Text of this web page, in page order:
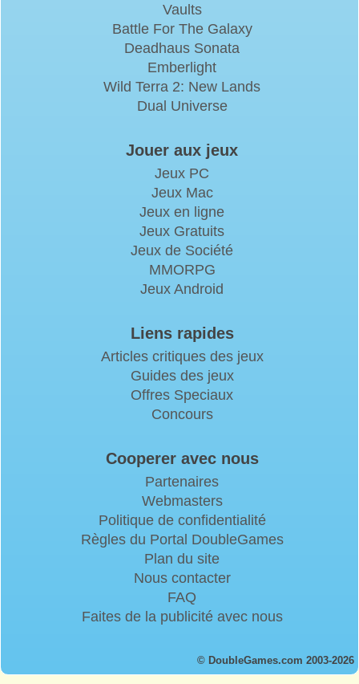
Vaults
Battle For The Galaxy
Deadhaus Sonata
Emberlight
Wild Terra 2: New Lands
Dual Universe
Jouer aux jeux
Jeux PC
Jeux Mac
Jeux en ligne
Jeux Gratuits
Jeux de Société
MMORPG
Jeux Android
Liens rapides
Articles critiques des jeux
Guides des jeux
Offres Speciaux
Concours
Cooperer avec nous
Partenaires
Webmasters
Politique de confidentialité
Règles du Portal DoubleGames
Plan du site
Nous contacter
FAQ
Faites de la publicité avec nous
© DoubleGames.com 2003-2026